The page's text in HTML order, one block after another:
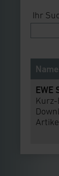
Ihr
Name
EWE
Kurz-